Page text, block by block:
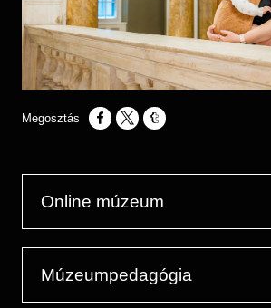
Opens in a new window
Opens in a new window
Opens in a new window
Online múzeum
Múzeumpedagógia